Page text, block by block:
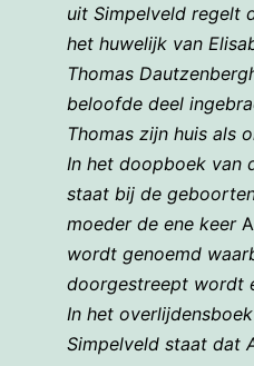
uit Simpelveld regelt
het huwelijk van
Thomas
beloofde deel
Thomas zijn huis als
In het doopboek van
staat bij de
moeder de ene keer
wordt genoemd
doorgestreept wordt
In het
Simpelveld staat dat